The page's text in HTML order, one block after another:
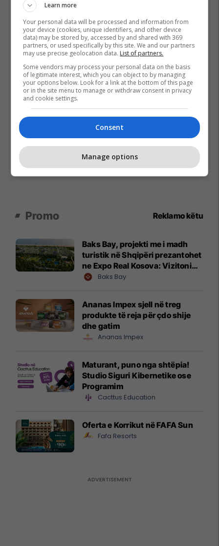
Promo Reklamo këtu
Baks Bay, projekti me i madh
turistik në Shqipëri prezantohet
ne Expo Real Kosova: Vizitoni
shtandin dhe zbuloni
Baks Bay
Ananas Impex sjell në treg
produkte të reja për çdo shije
dhe gatim
Ananas Impex
Maturant, puno nga shtëpia!
Studio Siguri Kibernetike ose
Programim
Cacttus Education
Oferta e Korrikut në FAFA Sun
Fafa Resorts
Learn more
Your personal data will be processed and information from
your device (cookies, unique identifiers, and other device
data) may be stored by, accessed by and shared with 369
partners, or used specifically by this site. We and our partners
may use precise geolocation data. List of partners.
Some vendors may process your personal data on the basis
of legitimate interest, which you can object to by managing
your options below. Look for a link at the bottom of this page
or in the site menu to manage or withdraw consent in privacy
and cookie settings.
Consent
Manage options